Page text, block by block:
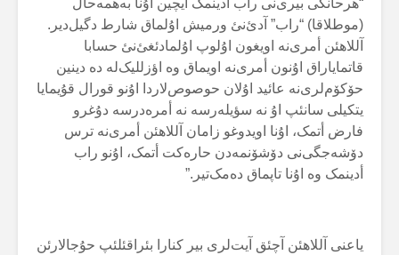
“هرحانگی بیری‌نی راب أدینمک ایچین اۇنا بەهمەحال
(موطلاقا) “راب” آدئ‌نئ ورمیش اۇلماق شارط دگیل‌دیر.
آللاهئن أمری‌نە اویغون اۇلوپ اۇلمادئغئ‌نئ حسابا
قاتمایاراق اۇنون أمری‌نە اویماق وە اؤزللیک‌لە دە دینین
حۆکۆم‌لری‌نە عائید اۇلان حوصوص‌لاردا اۇنو قورال قۇیمایا
یتکیلی سانئپ اۇ نە سؤیلەرسە نە أمرەدرسە دۇغرو
فارض أتمک، اۇنا اویدوغو زامان آللاهئن أمری‌نە ترس
دۆشەجگی‌نی دۆشۆنمەدن حارەکت أتمک، اۇنو راب
أدینمک وە اۇنا تاپماق دەمک‌تیر.”
یاعنی آللاهئن آچئق آیت‌لری بیر کنارا بئراقئلئپ حۇجالارئن